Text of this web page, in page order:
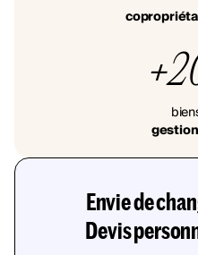
Envie de
Devis